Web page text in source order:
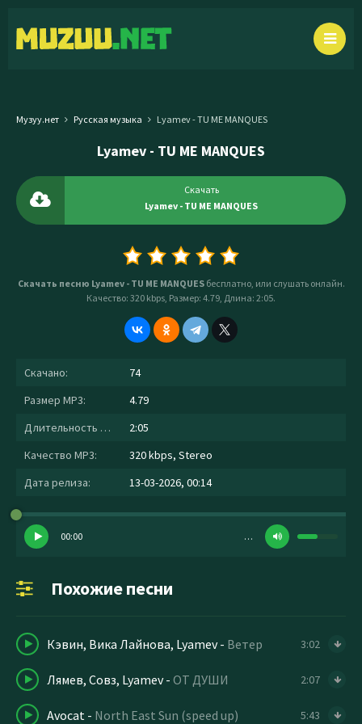
Музуу.нет Русская музыка Lyamev - TU ME MANQUES
Lyamev - TU ME MANQUES
Скачать
Lyamev - TU ME MANQUES
Скачать песню Lyamev - TU ME MANQUESбесплатно, или слушать онлайн.
Качество: 320 kbps, Размер: 4.79, Длина: 2:05.
Скачано:
74
Размер MP3:
4.79
Длительность MP3:
2:05
Качество MP3:
320 kbps, Stereo
Дата релиза:
13-03-2026, 00:14
00:00 …
Похожие песни
Кэвин, Вика Лайнова, Lyamev- Ветер 3:02
Лямев, Совз, Lyamev- ОТ ДУШИ 2:07
Avocat - North East Sun (speed up) 5:43